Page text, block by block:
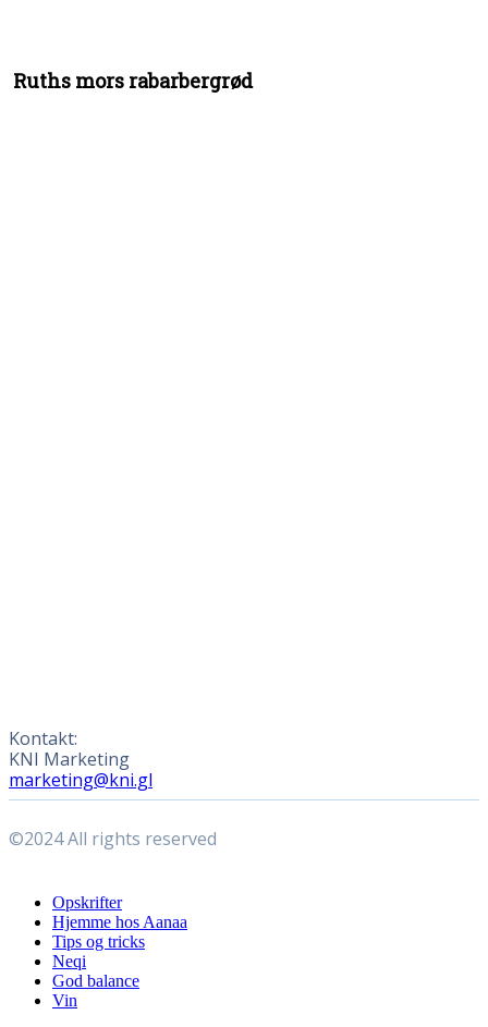
Ruths mors rabarbergrød
Kontakt:
KNI Marketing
marketing@kni.gl
©2024 All rights reserved
Close
Menu
Opskrifter
Hjemme hos Aanaa
Tips og tricks
Neqi
God balance
Vin